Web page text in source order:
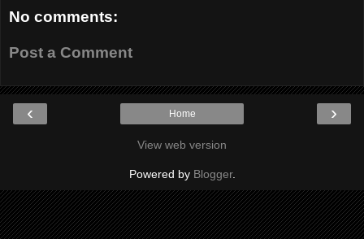
No comments:
Post a Comment
‹ ›
Home
View web version
Powered by Blogger.